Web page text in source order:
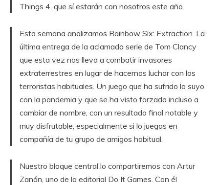
Things 4, que sí estarán con nosotros este año.
Esta semana analizamos Rainbow Six: Extraction. La
última entrega de la aclamada serie de Tom Clancy
que esta vez nos lleva a combatir invasores
extraterrestres en lugar de hacernos luchar con los
terroristas habituales. Un juego que ha sufrido lo suyo
con la pandemia y que se ha visto forzado incluso a
cambiar de nombre, con un resultado final notable y
muy disfrutable, especialmente si lo juegas en
compañía de tu grupo de amigos habitual.
Nuestro bloque central lo compartiremos con Artur
Zanón, uno de la editorial Do It Games. Con él